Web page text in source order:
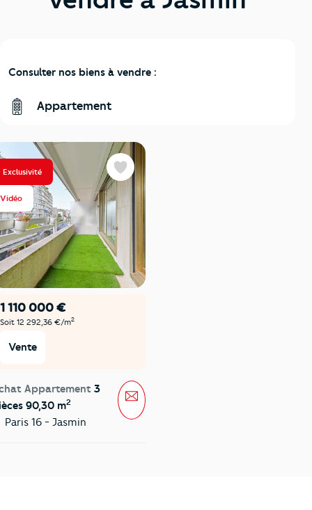
Consulter nos biens à vendre :
Appartement
Exclusivité
Vidéo
1 110 000 €
Soit 12 292,36 €/m2
Vente
Appartement 3
90,30 m2
Paris 16 - Jasmin
Favoris
Message